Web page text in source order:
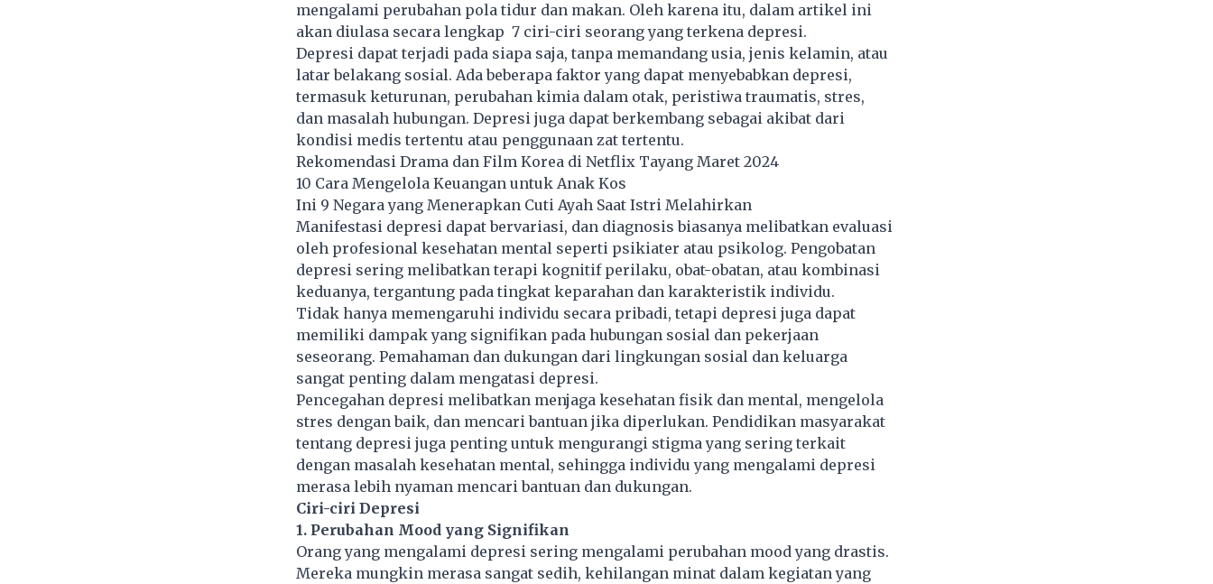
mengalami perubahan pola tidur dan makan. Oleh karena itu, dalam artikel ini
akan diulasa secara lengkap 7 ciri-ciri seorang yang terkena depresi.
Depresi dapat terjadi pada siapa saja, tanpa memandang usia, jenis kelamin, atau
latar belakang sosial. Ada beberapa faktor yang dapat menyebabkan depresi,
termasuk keturunan, perubahan kimia dalam otak, peristiwa traumatis, stres,
dan masalah hubungan. Depresi juga dapat berkembang sebagai akibat dari
kondisi medis tertentu atau penggunaan zat tertentu.
Rekomendasi Drama dan Film Korea di Netflix Tayang Maret 2024
10 Cara Mengelola Keuangan untuk Anak Kos
Ini 9 Negara yang Menerapkan Cuti Ayah Saat Istri Melahirkan
Manifestasi depresi dapat bervariasi, dan diagnosis biasanya melibatkan evaluasi
oleh profesional kesehatan mental seperti psikiater atau psikolog. Pengobatan
depresi sering melibatkan terapi kognitif perilaku, obat-obatan, atau kombinasi
keduanya, tergantung pada tingkat keparahan dan karakteristik individu.
Tidak hanya memengaruhi individu secara pribadi, tetapi depresi juga dapat
memiliki dampak yang signifikan pada hubungan sosial dan pekerjaan
seseorang. Pemahaman dan dukungan dari lingkungan sosial dan keluarga
sangat penting dalam mengatasi depresi.
Pencegahan depresi melibatkan menjaga kesehatan fisik dan mental, mengelola
stres dengan baik, dan mencari bantuan jika diperlukan. Pendidikan masyarakat
tentang depresi juga penting untuk mengurangi stigma yang sering terkait
dengan masalah kesehatan mental, sehingga individu yang mengalami depresi
merasa lebih nyaman mencari bantuan dan dukungan.
Ciri-ciri Depresi
1. Perubahan Mood yang Signifikan
Orang yang mengalami depresi sering mengalami perubahan mood yang drastis.
Mereka mungkin merasa sangat sedih, kehilangan minat dalam kegiatan yang